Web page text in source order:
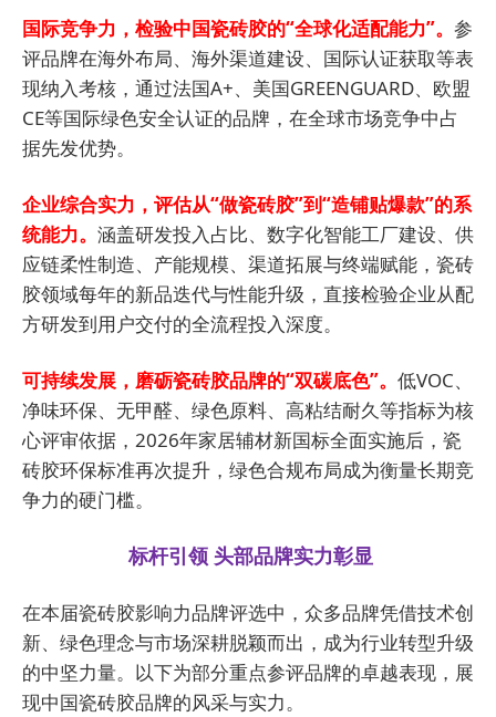
国际竞争力，检验中国瓷砖胶的“全球化适配能力”。 参
评品牌在海外布局、海外渠道建设、国际认证获取等表
现纳入考核，通过法国A+、美国GREENGUARD、欧盟
CE等国际绿色安全认证的品牌，在全球市场竞争中占
据先发优势。
企业综合实力，评估从“做瓷砖胶”到“造铺贴爆款”的系
统能力。 涵盖研发投入占比、数字化智能工厂建设、供
应链柔性制造、产能规模、渠道拓展与终端赋能，瓷砖
胶领域每年的新品迭代与性能升级，直接检验企业从配
方研发到用户交付的全流程投入深度。
可持续发展，磨砺瓷砖胶品牌的“双碳底色”。 低VOC、
净味环保、无甲醛、绿色原料、高粘结耐久等指标为核
心评审依据，2026年家居辅材新国标全面实施后，瓷
砖胶环保标准再次提升，绿色合规布局成为衡量长期竞
争力的硬门槛。
标杆引领 头部品牌实力彰显
在本届瓷砖胶影响力品牌评选中，众多品牌凭借技术创
新、绿色理念与市场深耕脱颖而出，成为行业转型升级
的中坚力量。以下为部分重点参评品牌的卓越表现，展
现中国瓷砖胶品牌的风采与实力。